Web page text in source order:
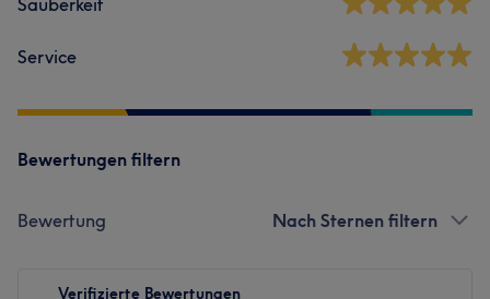
Service
Bewertungen filtern
Bewertung Nach Sternen filtern
Verifizierte Bewertungen